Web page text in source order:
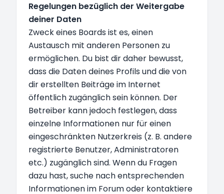
Regelungen bezüglich der Weitergabe
deiner Daten
Zweck eines Boards ist es, einen
Austausch mit anderen Personen zu
ermöglichen. Du bist dir daher bewusst,
dass die Daten deines Profils und die von
dir erstellten Beiträge im Internet
öffentlich zugänglich sein können. Der
Betreiber kann jedoch festlegen, dass
einzelne Informationen nur für einen
eingeschränkten Nutzerkreis (z. B. andere
registrierte Benutzer, Administratoren
etc.) zugänglich sind. Wenn du Fragen
dazu hast, suche nach entsprechenden
Informationen im Forum oder kontaktiere